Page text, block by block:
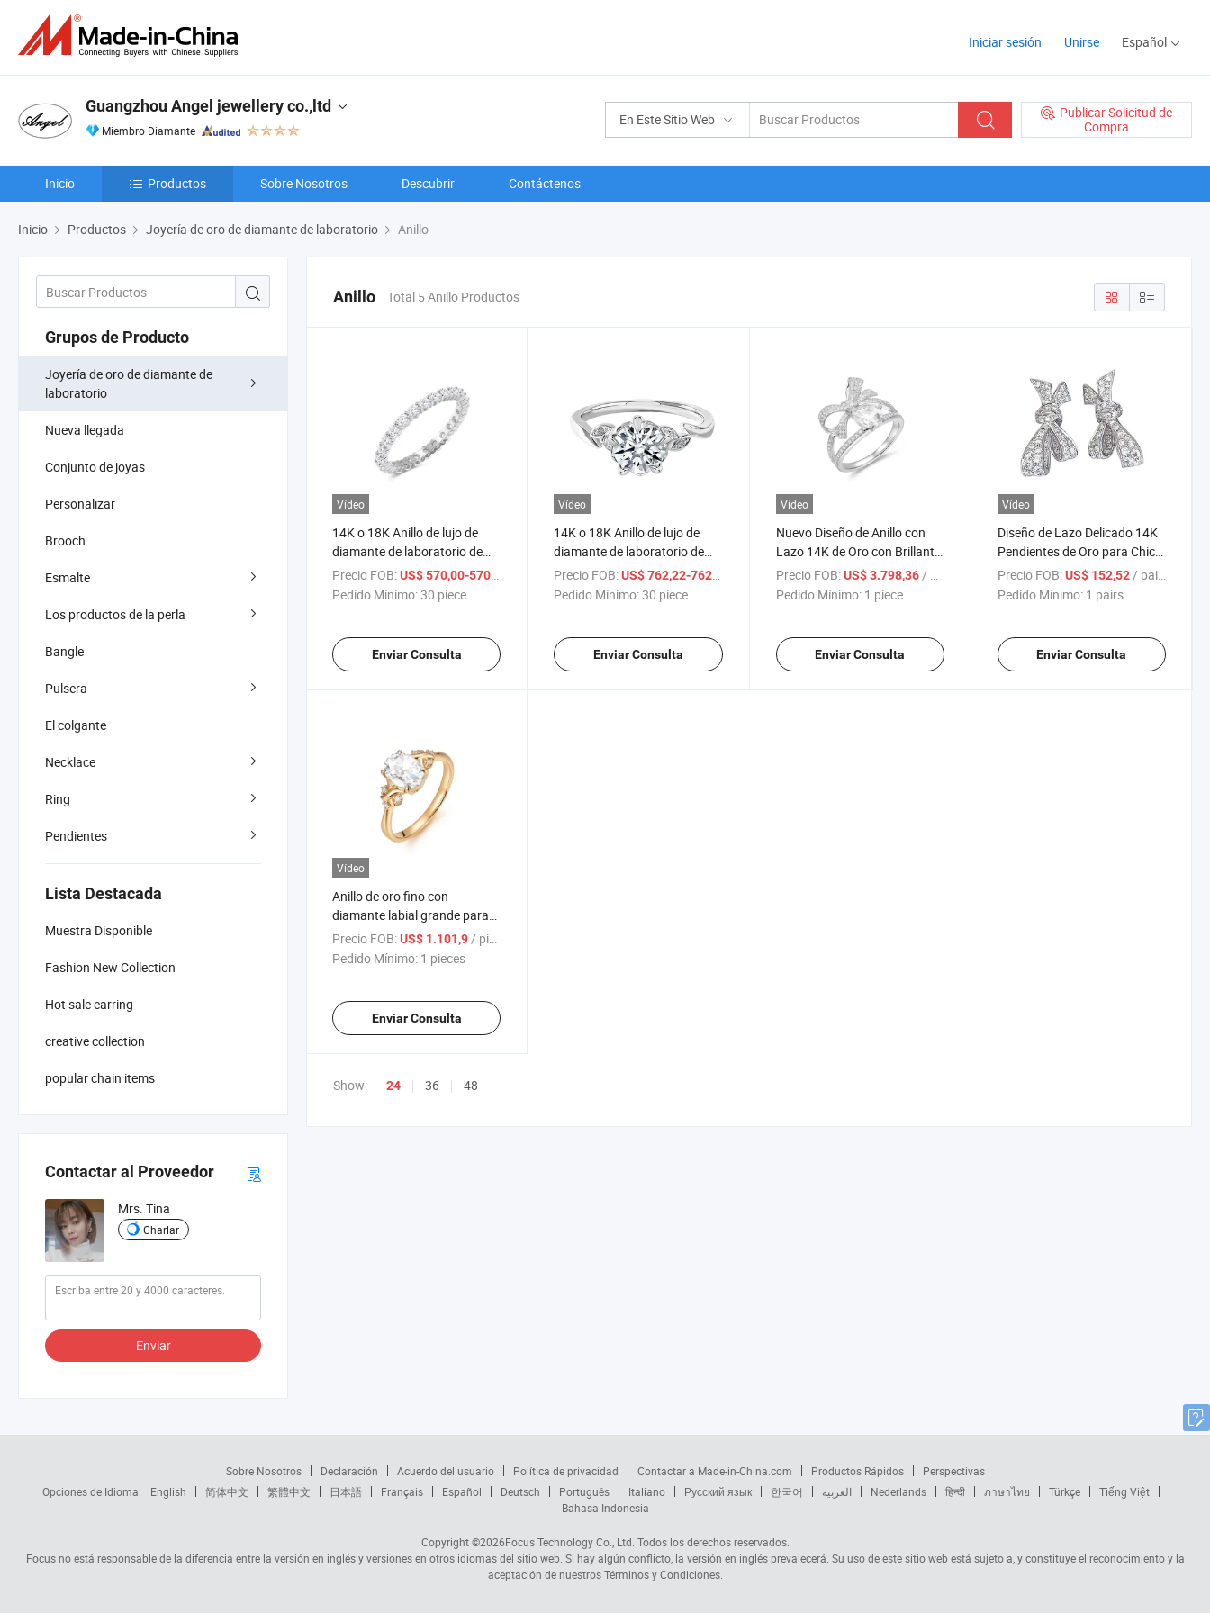
Iniciar sesión Unirse Español
En Este Sitio Web
Publicar Solicitud de
Compra
Guangzhou Angel jewellery co.,ltd
Miembro Diamante
Inicio Productos Sobre Nosotros Descubrir Contáctenos
Inicio Productos Joyería de oro de diamante de laboratorio Anillo
Grupos de Producto
Joyería de oro de diamante de
laboratorio
Nueva llegada
Conjunto de joyas
Personalizar
Brooch
Esmalte
Los productos de la perla
Bangle
Pulsera
El colgante
Necklace
Ring
Pendientes
Lista Destacada
Muestra Disponible
Fashion New Collection
Hot sale earring
creative collection
popular chain items
Contactar al Proveedor
Mrs. Tina
Charlar
Enviar
Anillo Total 5 Anillo Productos
Vídeo
14K o 18K Anillo de lujo de
diamante de laboratorio de
oro blanco fino para regalo
Precio FOB:US$ 570,00-570,9
Pedido Mínimo:30 piece
Enviar Consulta
Vídeo
14K o 18K Anillo de lujo de
diamante de laboratorio de
moda en oro blanco para
chicas
Precio FOB: US$ 762,22-762,82
Pedido Mínimo:30 piece
Enviar Consulta
Vídeo
Nuevo Diseño de Anillo con
Lazo 14K de Oro con Brillante
Diamante de Laboratorio
Precio FOB: US$ 3.798,36/ piece
Pedido Mínimo: 1 piece
Enviar Consulta
Vídeo
Diseño de Lazo Delicado 14K
Pendientes de Oro para Chica
de Moda con Diamante de
Laboratorio
Precio FOB: US$ 152,52/ pairs
Pedido Mínimo: 1 pairs
Enviar Consulta
Vídeo
Anillo de oro fino con
diamante labial grande para
mujeres modernas 14K
Precio FOB:US$ 1.101,9 / pieces
Pedido Mínimo: 1 pieces
Enviar Consulta
Show: 24 36 48
Sobre Nosotros Declaración Acuerdo del usuario Política de privacidad Contactar a Made-in-China.com Productos Rápidos
Perspectivas
Opciones de Idioma:
English 简体中文 繁體中文 日本語 Français Español Deutsch Português Italiano Русский язык 한국어 العربية Nederlands हिन्दी ภาษาไทย Türkçe
Tiếng Việt
Bahasa Indonesia
Copyright ©2026Focus Technology Co., Ltd. Todos los derechos reservados.
Focus no está responsable de la diferencia entre la versión en inglés y versiones en otros idiomas del sitio web. Si hay algún conflicto, la versión en inglés prevalecerá. Su uso de este sitio web está sujeto a, y constituye el reconocimiento y la
aceptación de nuestros Términos y Condiciones.